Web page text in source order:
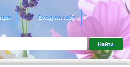
Вход на сайт